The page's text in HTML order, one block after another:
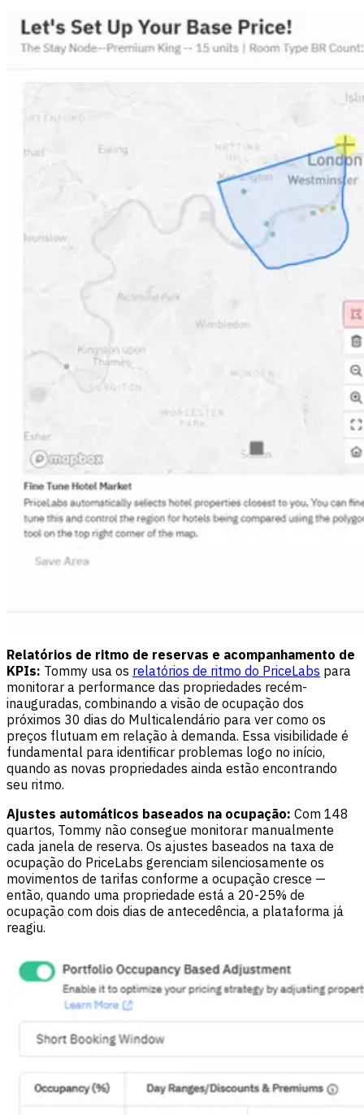
Relatórios de ritmo de reservas e acompanhamento de
KPIs: Tommy usa os relatórios de ritmo do PriceLabs para
monitorar a performance das propriedades recém-
inauguradas, combinando a visão de ocupação dos
próximos 30 dias do Multicalendário para ver como os
preços flutuam em relação à demanda. Essa visibilidade é
fundamental para identificar problemas logo no início,
quando as novas propriedades ainda estão encontrando
seu ritmo.
Ajustes automáticos baseados na ocupação: Com 148
quartos, Tommy não consegue monitorar manualmente
cada janela de reserva. Os ajustes baseados na taxa de
ocupação do PriceLabs gerenciam silenciosamente os
movimentos de tarifas conforme a ocupação cresce —
então, quando uma propriedade está a 20-25% de
ocupação com dois dias de antecedência, a plataforma já
reagiu.